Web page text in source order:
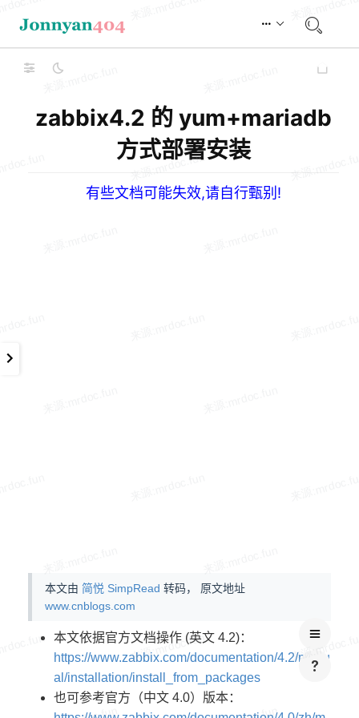
zabbix4.2 的 yum+mariadb
方式部署安装
有些文档可能失效,请自行甄别!
本文由 简悦 SimpRead 转码， 原文地址
www.cnblogs.com
本文依据官方文档操作 (英文 4.2)：
https://www.zabbix.com/documentation/4.2/manu
al/installation/install_from_packages
也可参考官方（中文 4.0）版本：